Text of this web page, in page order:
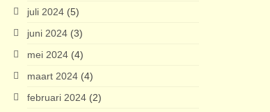
juli 2024(5)
juni 2024(3)
mei 2024(4)
maart 2024(4)
februari 2024(2)